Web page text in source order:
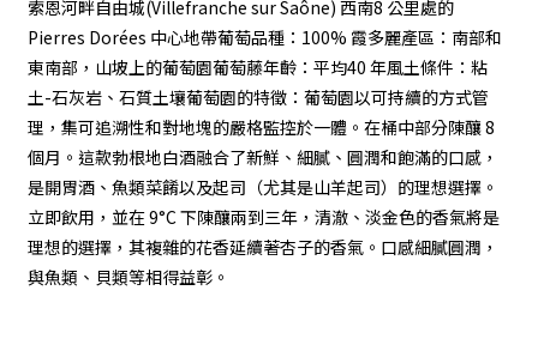
索恩河畔自由城(Villefranche sur Saône) 西南8 公里處的
Pierres Dorées 中心地帶葡萄品種：100% 霞多麗產區：南部和
東南部，山坡上的葡萄園葡萄藤年齡：平均40 年風土條件：粘
土-石灰岩、石質土壤葡萄園的特徵：葡萄園以可持續的方式管
理，集可追溯性和對地塊的嚴格監控於一體。在桶中部分陳釀 8
個月。這款勃根地白酒融合了新鮮、細膩、圓潤和飽滿的口感，
是開胃酒、魚類菜餚以及起司（尤其是山羊起司）的理想選擇。
立即飲用，並在 9°C 下陳釀兩到三年，清澈、淡金色的香氣將是
理想的選擇，其複雜的花香延續著杏子的香氣。口感細膩圓潤，
與魚類、貝類等相得益彰。